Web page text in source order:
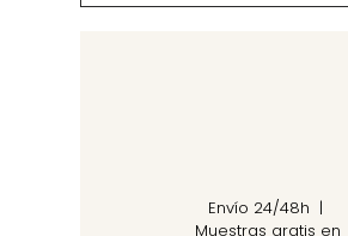
Envío 24/48h |
Muestras gratis en